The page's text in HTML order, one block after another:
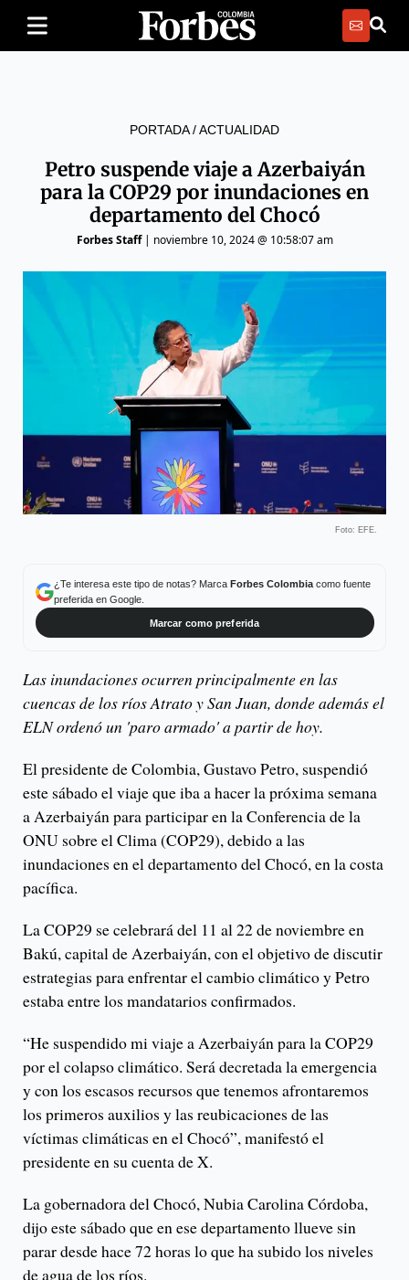
PORTADA/ACTUALIDAD
Petro suspende viaje a Azerbaiyán
para la COP29 por inundaciones en
departamento del Chocó
Forbes Staff| noviembre 10, 2024 @ 10:58:07 am
Foto: EFE.
¿Te interesa este tipo de notas? Marca Forbes Colombiacomo fuente
preferida en Google.
Marcar como preferida
Las inundaciones ocurren principalmente en las
cuencas de los ríos Atrato y San Juan, donde además el
ELN ordenó un 'paro armado' a partir de hoy.
El presidente de Colombia, Gustavo Petro, suspendió
este sábado el viaje que iba a hacer la próxima semana
a Azerbaiyán para participar en la Conferencia de la
ONU sobre el Clima (COP29), debido a las
inundaciones en el departamento del Chocó, en la costa
pacífica.
La COP29 se celebrará del 11 al 22 de noviembre en
Bakú, capital de Azerbaiyán, con el objetivo de discutir
estrategias para enfrentar el cambio climático y Petro
estaba entre los mandatarios confirmados.
“He suspendido mi viaje a Azerbaiyán para la COP29
por el colapso climático. Será decretada la emergencia
y con los escasos recursos que tenemos afrontaremos
los primeros auxilios y las reubicaciones de las
víctimas climáticas en el Chocó”, manifestó el
presidente en su cuenta de X.
La gobernadora del Chocó, Nubia Carolina Córdoba,
dijo este sábado que en ese departamento llueve sin
parar desde hace 72 horas lo que ha subido los niveles
de agua de los ríos.